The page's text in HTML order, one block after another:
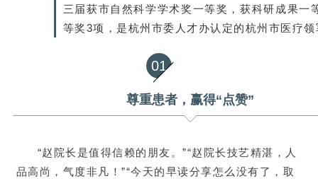
三届获市自然科学学术奖一等奖，获科研成果一
等奖3项，是杭州市委人才办认定的杭州市医疗
01
尊重患者，赢得“点赞”
“赵院长是值得信赖的朋友。”“赵院长技艺精湛，人
品高尚，气度非凡！”“今天的早读分享怎么没有了，取